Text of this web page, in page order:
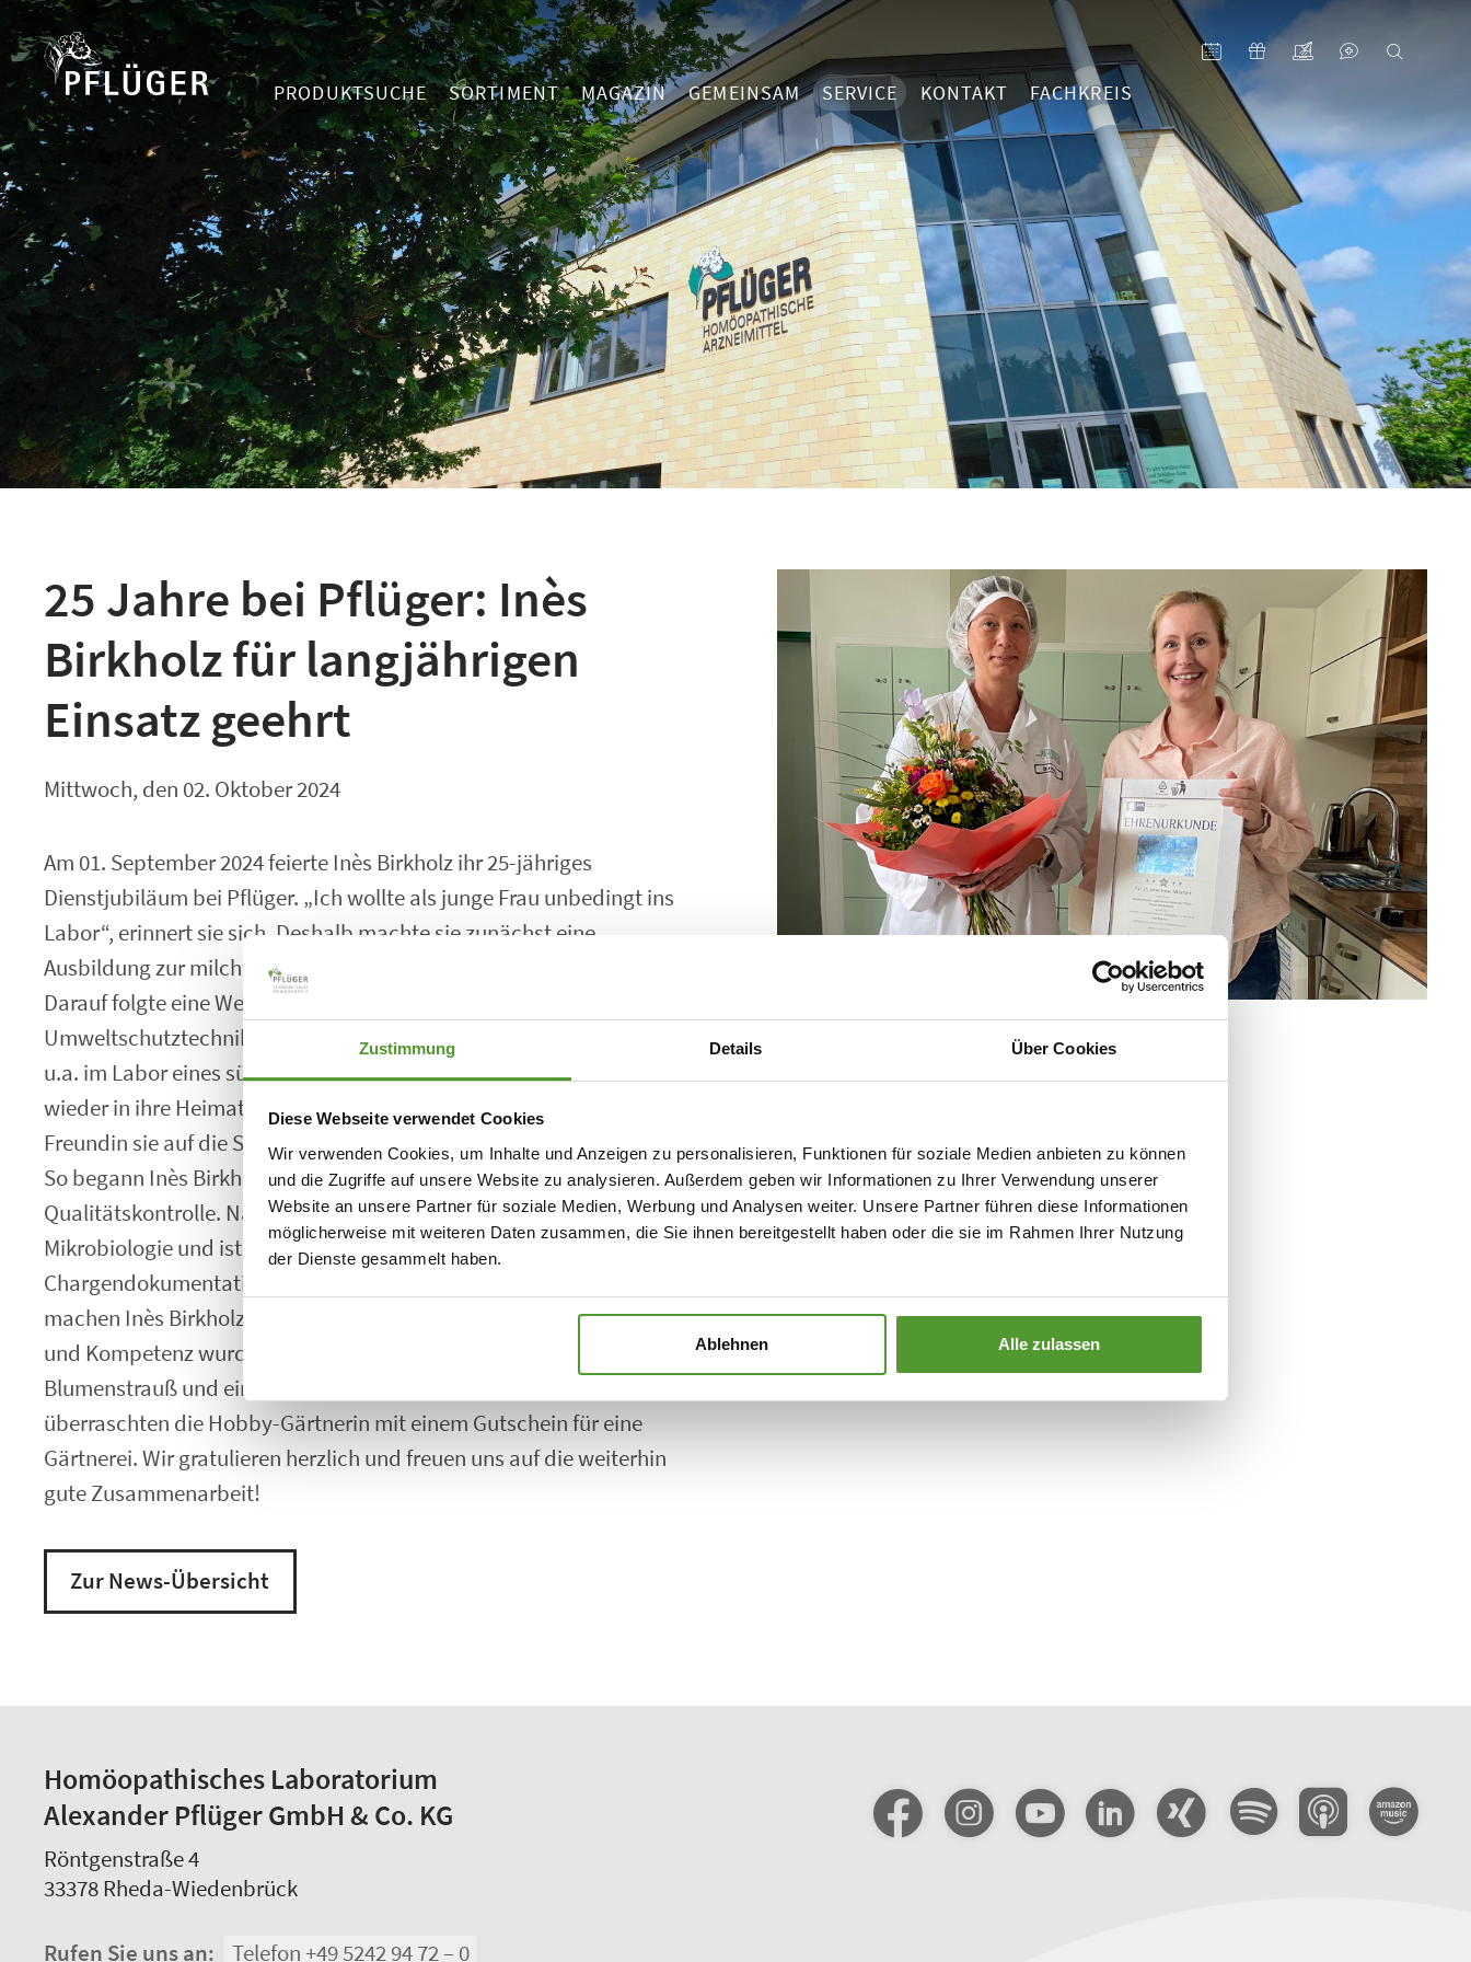
Zustimmung Details Über Cookies
Diese Webseite verwendet Cookies
Wir verwenden Cookies, um Inhalte und Anzeigen zu personalisieren, Funktionen für soziale Medien anbieten zu können
und die Zugriffe auf unsere Website zu analysieren. Außerdem geben wir Informationen zu Ihrer Verwendung unserer
Website an unsere Partner für soziale Medien, Werbung und Analysen weiter. Unsere Partner führen diese Informationen
möglicherweise mit weiteren Daten zusammen, die Sie ihnen bereitgestellt haben oder die sie im Rahmen Ihrer Nutzung
der Dienste gesammelt haben.
Ablehnen Alle zulassen
PRODUKTSUCHE SORTIMENT MAGAZIN GEMEINSAM SERVICE KONTAKT FACHKREIS
25 Jahre bei Pflüger: Inès
Birkholz für langjährigen
Einsatz geehrt
Mittwoch, den 02. Oktober 2024
Am 01. September 2024 feierte Inès Birkholz ihr 25-jähriges
Dienstjubiläum bei Pflüger. „Ich wollte als junge Frau unbedingt ins
Labor“, erinnert sie sich. Deshalb machte sie zunächst eine
Ausbildung zur milchwirtschaftlichen Laborantin in Gütersloh.
Darauf folgte eine Weiterbildung als staatlich geprüfte
Umweltschutztechnikerin mit verschiedenen beruflichen Stationen,
u.a. im Labor eines süddeutschen Pharmaunternehmens. Als sie
wieder in ihre Heimat nach Gütersloh zurückkehrte, machte eine
Freundin sie auf die Stellenausschreibung bei Pflüger aufmerksam.
So begann Inès Birkholz 1999 im physikalischen Labor unserer
Qualitätskontrolle. Nach einigen Jahren wechselte sie in die
Mikrobiologie und ist inzwischen seit fast sieben Jahren in der
Chargendokumentation tätig. Ihre unkomplizierte und positive Art
machen Inès Birkholz zu einer beliebten Kollegin. Für ihre Loyalität
und Kompetenz wurde sie von der Geschäftsführung mit einem
Blumenstrauß und einer IHK-Urkunde geehrt. Die Kolleginnen
überraschten die Hobby-Gärtnerin mit einem Gutschein für eine
Gärtnerei. Wir gratulieren herzlich und freuen uns auf die weiterhin
gute Zusammenarbeit!
Zur News-Übersicht
Homöopathisches Laboratorium
Alexander Pflüger GmbH & Co. KG
Röntgenstraße 4
33378 Rheda-Wiedenbrück
Rufen Sie uns an: Telefon +49 5242 94 72 – 0